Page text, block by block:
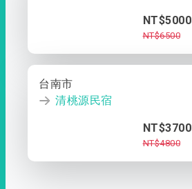
NT$5000
NT$6500
台南市
清桃源民宿
NT$3700
NT$4800